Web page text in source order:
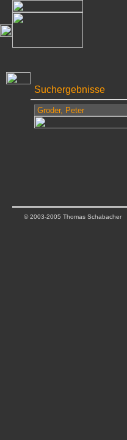
Suchergebnisse
© 2003-2005 Thomas Schabacher